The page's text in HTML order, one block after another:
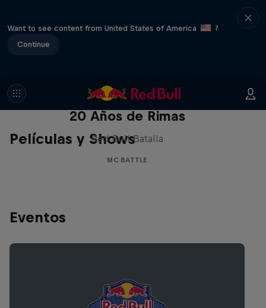
Want to see content from United States of America
?
Continue
Películas y Shows
Red Bull Batalla Nueva Historia:
20 Años de Rimas
Red Bull Batalla
MC BATTLE
Eventos